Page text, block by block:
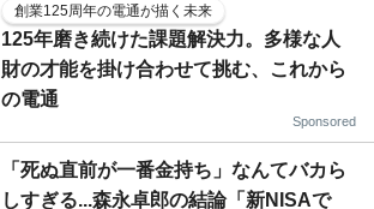
創業125周年の電通が描く未来
125年磨き続けた課題解決力。多様な人
財の才能を掛け合わせて挑む、これから
の電通
Sponsored
「死ぬ直前が一番金持ち」なんてバカら
しすぎる...森永卓郎の結論「新NISAで